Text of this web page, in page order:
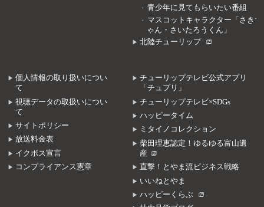
青少年に見てもらいたい番組
マスコットキャラクター「さきち
ゃん・さいたろうくん」
北陸チューリップ
個人情報の取り扱いについ
て
視聴データの取扱いについ
て
サイトポリシー
放送料金表
イクボス宣言
コンプライアンス憲章
チューリップテレビ公式アプリ
「チュプリ」
チューリップテレビ×SDGs
ハッピータイム
ミタイノコレクション
柴田理恵認定！ゆるゆる富山遺
産
直撃！とやま流ビジネス戦略
いいねとやま
ハッピーくらぶ